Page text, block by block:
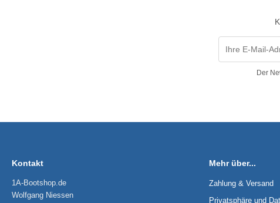
Der
Kontakt
1A-Bootshop.de
Wolfgang Niessen
Mehr über...
Zahlung & Versand
Privatsphäre und